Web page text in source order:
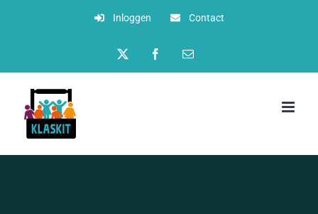
Inloggen Contact
Twitter Facebook
E-